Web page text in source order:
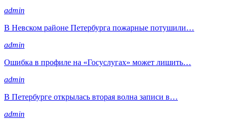
admin
В Невском районе Петербурга пожарные потушили…
admin
Ошибка в профиле на «Госуслугах» может лишить…
admin
В Петербурге открылась вторая волна записи в…
admin